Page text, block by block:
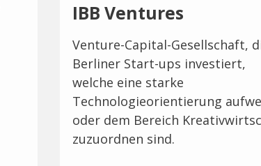
IBB Ventures
Venture-Capital-Gesellschaft,
Berliner Start-ups investiert,
welche eine starke
Technologieorientierung
oder dem Bereich
zuzuordnen sind.